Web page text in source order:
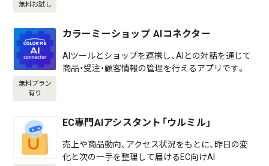
無料お試し
無料プラン
有り
カラーミーショップ AIコネクター
AIツールとショップを連携し、AIとの対話を通じて
商品・受注・顧客情報の管理を行えるアプリです。
EC専門AIアシスタント「ウルミル」
売上や商品動向、アクセス状況をもとに、昨日の変
化と次の一手を整理して届けるEC向けAI